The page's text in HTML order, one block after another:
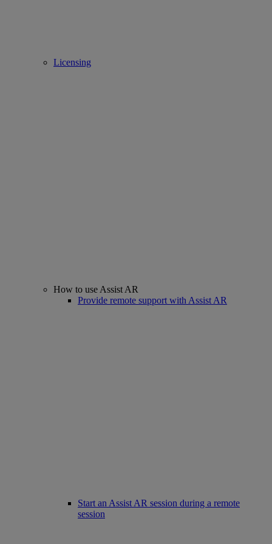
Licensing
How to use Assist AR
Provide remote support with Assist AR
Start an Assist AR session during a remote
session